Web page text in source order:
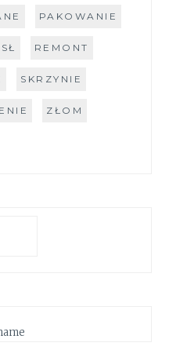
PAKOWANIE
REMONT
SKRZYNIE
ZŁOM